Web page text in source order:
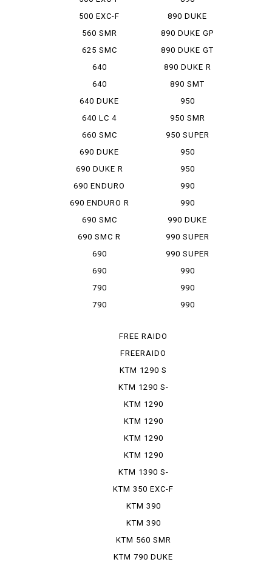
500 EXC-F
SIXDAYS
560 SMR
625 SMC
640
ADVENTURE
640
ADVENTURER
640 DUKE
640 LC 4
SUPER MOTO
660 SMC
690 DUKE
690 DUKE R
690 ENDURO
690 ENDURO R
690 SMC
690 SMC R
690
SUPERMOTO
690
SUPERMOTO R
790
ADVENTURE
790
ADVENTURE R
890 DUKE
890 DUKE GP
890 DUKE GT
890 DUKE R
890 SMT
950
ADVENTURE
950 SMR
950 SUPER
ENDUROR
950
SUPERMOTO
950
SUPERMOTO R
990
ADVENTURE
990
ADVENTURE S
990 DUKE
990 SUPER
DUKE
990 SUPER
DUKE R
990
SUPERMOTO
990
SUPERMOTO R
990
FREE RAIDO
250 R
FREERAIDO
350
KTM 1290 S
ADVENTU...
KTM 1290 S-
DUKE R ...
KTM 1290
SUPER DU...
KTM 1290
SUPER DU...
KTM 1290
SUPER DU...
KTM 1290
SUPER ADO...
KTM 1390 S-
DUKE R ...
KTM 350 EXC-F
SIXD...
KTM 390
ADVENTURE
KTM 390
ADVENTURE
SW
KTM 560 SMR
KTM 790 DUKE